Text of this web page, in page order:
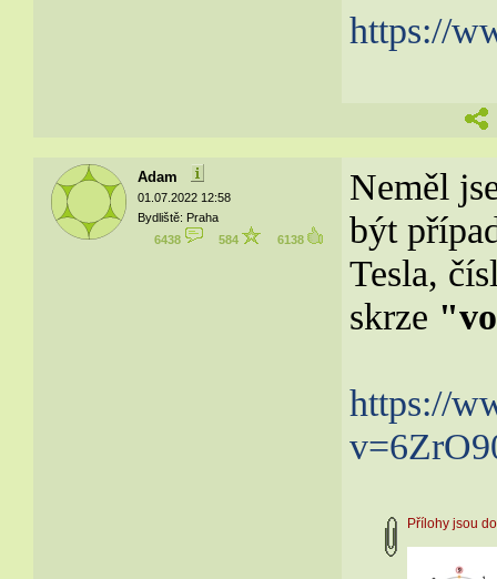
https://
Adam
01.07.2022 12:58
Bydliště: Praha
6438
584 6138
Neměl
být
Tesla,
skrze
https://
Přílohy jsou